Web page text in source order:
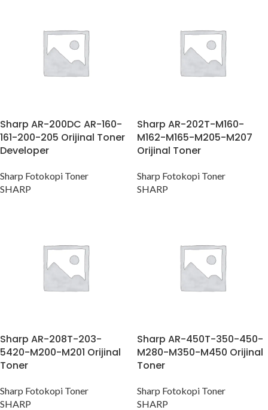
Sharp AR-200DC AR-160-
161-200-205 Orijinal Toner
Developer
Sharp Fotokopi Toner
SHARP
Sharp AR-202T-M160-
M162-M165-M205-M207
Orijinal Toner
Sharp Fotokopi Toner
SHARP
Sharp AR-208T-203-
5420-M200-M201 Orijinal
Toner
Sharp Fotokopi Toner
SHARP
Sharp AR-450T-350-450-
M280-M350-M450 Orijinal
Toner
Sharp Fotokopi Toner
SHARP